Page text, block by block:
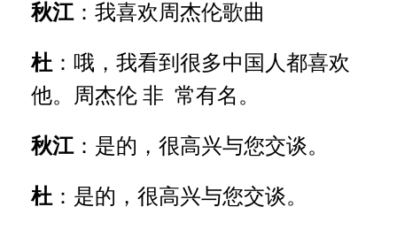
秋江：我喜欢周杰伦歌曲
杜 ：哦，我看到很多中国人都喜欢
他。周杰伦 非 常有名。
秋江：是的，很高兴与您交谈。
杜 ：是的，很高兴与您交谈。